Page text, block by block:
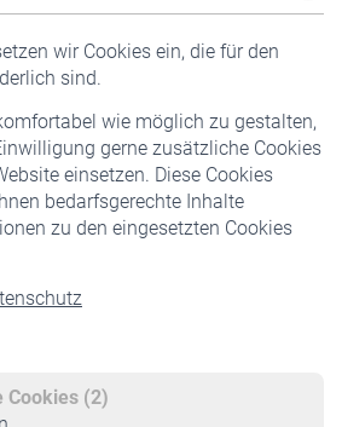
wir Cookies ein, die für den
sind.
wie möglich zu gestalten,
gerne zusätzliche Cookies
einsetzen. Diese Cookies
bedarfsgerechte Inhalte
zu den eingesetzten Cookies
Cookies (2)